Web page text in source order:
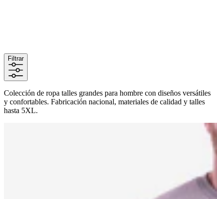
Filtrar
Colección de ropa talles grandes para hombre con diseños versátiles
y confortables. Fabricación nacional, materiales de calidad y talles
hasta 5XL.